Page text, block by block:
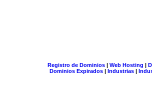
Registro de Dominios| Web Hosting |
Dominios Expirados | Industrias |